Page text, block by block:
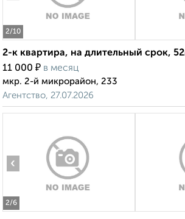
2/10
2-к квартира, на длительный срок,
11 000 ₽ в месяц
мкр. 2-й микрорайон, 233
Агентство, 27.07.2026
2/6
‹